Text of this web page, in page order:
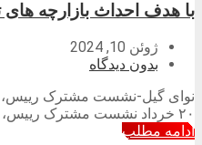
با هدف احداث بازارچه
ژوئن 10, 2024
بدون دیدگاه
نوای گیل-نشست مشترک رییس،
۲۰ خرداد نشست مشترک رییس، اعضای شورا و شهردار رشت با مسئول بسیج اصناف گیلان پیرامون احداث بازارچه های تخصصی و الگویی و در […]
ادامه مطلب